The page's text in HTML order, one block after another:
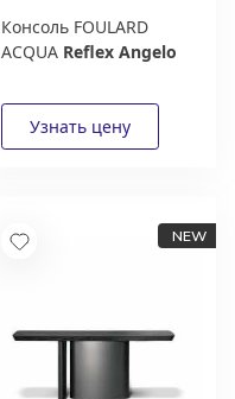
Консоль FOULARD
ACQUA Reflex Angelo